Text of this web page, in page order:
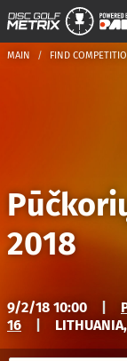
MAIN FIND
2018
9/2/18 10:00
16